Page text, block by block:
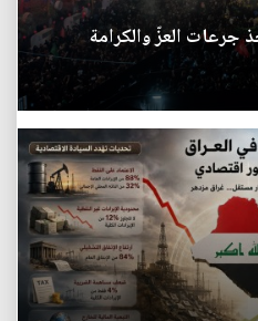
جرعات العزّ والكرامة